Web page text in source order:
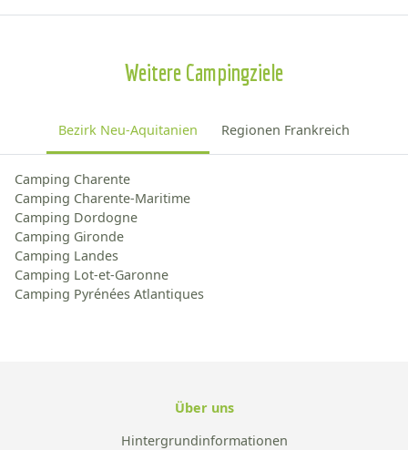
Weitere Campingziele
Bezirk Neu-Aquitanien Regionen Frankreich
Camping Charente
Camping Charente-Maritime
Camping Dordogne
Camping Gironde
Camping Landes
Camping Lot-et-Garonne
Camping Pyrénées Atlantiques
Über uns
Hintergrundinformationen